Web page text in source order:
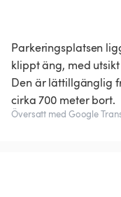
Parkeringsplatsen
klippt äng, med
Den är lättillgänglig
cirka 700 meter bort.
Översatt med Google